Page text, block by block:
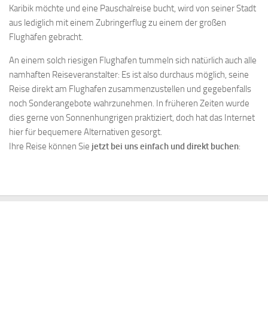
Karibik möchte und eine Pauschalreise bucht, wird von seiner Stadt
aus lediglich mit einem Zubringerflug zu einem der großen
Flughäfen gebracht.
An einem solch riesigen Flughafen tummeln sich natürlich auch alle
namhaften Reiseveranstalter: Es ist also durchaus möglich, seine
Reise direkt am Flughafen zusammenzustellen und gegebenfalls
noch Sonderangebote wahrzunehmen. In früheren Zeiten wurde
dies gerne von Sonnenhungrigen praktiziert, doch hat das Internet
hier für bequemere Alternativen gesorgt.
Ihre Reise können Sie jetzt bei uns einfach und direkt buchen: